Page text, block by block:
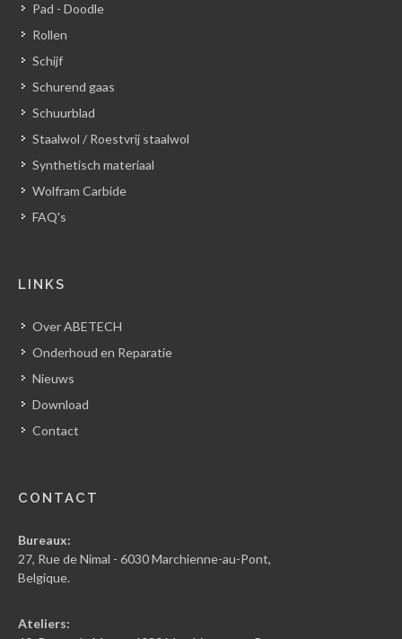
Pad - Doodle
Rollen
Schijf
Schurend gaas
Schuurblad
Staalwol / Roestvrij staalwol
Synthetisch materiaal
Wolfram Carbide
FAQ's
LINKS
Over ABETECH
Onderhoud en Reparatie
Nieuws
Download
Contact
CONTACT
Bureaux:
27, Rue de Nimal - 6030 Marchienne-au-Pont,
Belgique.
Ateliers: